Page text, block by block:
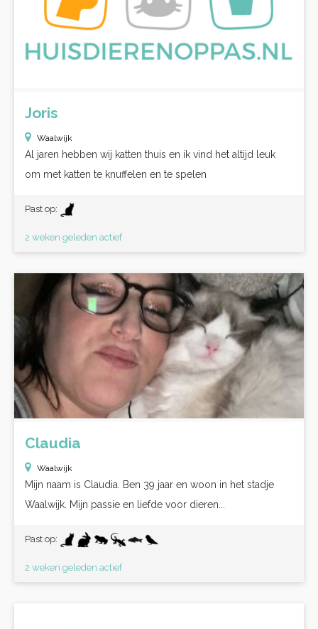
Joris
Waalwijk
Al jaren hebben wij katten thuis en ik vind het altijd leuk
om met katten te knuffelen en te spelen
Past op:
2 weken geleden actief
Claudia
Waalwijk
Mijn naam is Claudia. Ben 39 jaar en woon in het stadje
Waalwijk. Mijn passie en liefde voor dieren...
Past op:
2 weken geleden actief